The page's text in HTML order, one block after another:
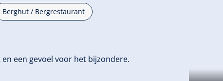
Berghut / Bergrestaurant
een gevoel voor het bijzondere.